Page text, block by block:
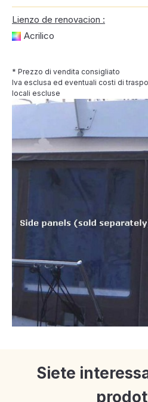
Lienzo de renovacion :
Acrilico
* Prezzo di vendita consigliato
Iva esclusa ed eventuali costi di
locali escluse
Siete